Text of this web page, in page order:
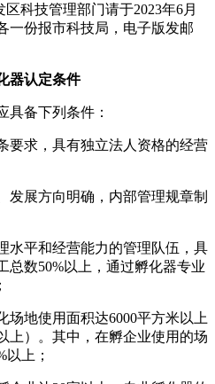
科技管理部门请于2023年6月
一份报市科技局，电子版发邮
器认定条件
具备下列条件：
要求，具有独立法人资格的经营
发展方向明确，内部管理规章制
水平和经营能力的管理队伍，具
总数50%以上，通过孵化器专业
场地使用面积达6000平方米以上
上）。其中，在孵企业使用的场
上；